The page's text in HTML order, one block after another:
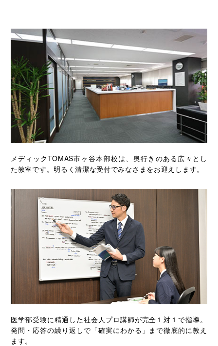
メディックTOMAS市ヶ谷本部校は、奥行きのある広々とし
た教室です。明るく清潔な受付でみなさまをお迎えします。
医学部受験に精通した社会人プロ講師が完全１対１で指導。
発問・応答の繰り返しで「確実にわかる」まで徹底的に教え
ます。